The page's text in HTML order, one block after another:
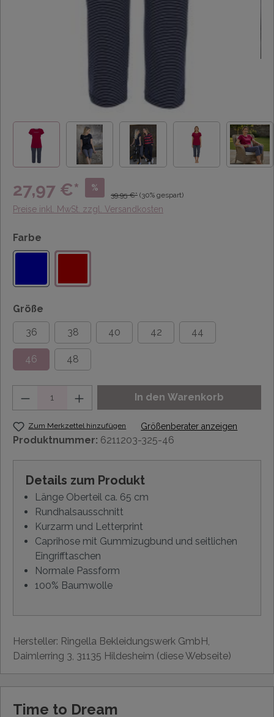
27,97 €* %
39,95 €* (30% gespart)
Preise inkl. MwSt. zzgl. Versandkosten
Farbe
Größe
36
38 40 42 44
46 48
In den Warenkorb
Zum Merkzettel hinzufügen Größenberater anzeigen
Produktnummer: 6211203-325-46
Details zum Produkt
Länge Oberteil ca. 65 cm
Rundhalsausschnitt
Kurzarm und Letterprint
Caprihose mit Gummizugbund und seitlichen
Eingrifftaschen
Normale Passform
100% Baumwolle
Hersteller: Ringella Bekleidungswerk GmbH,
Daimlerring 3, 31135 Hildesheim (diese Webseite)
Time to Dream